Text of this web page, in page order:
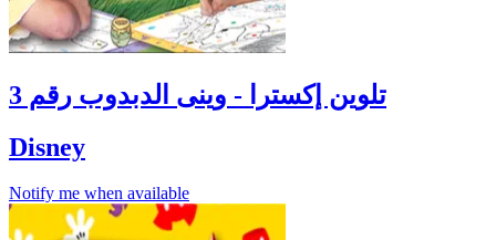
تلوين إكسترا - وينى الدبدوب رقم 3
Disney
Notify me when available